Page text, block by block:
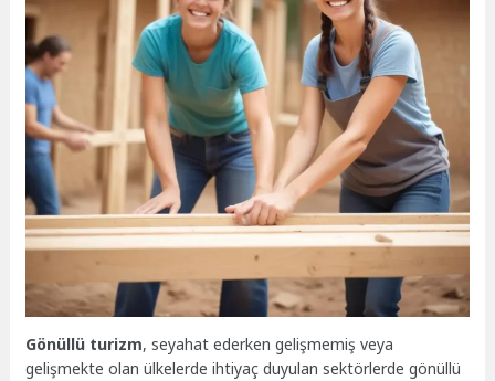
Gönüllü turizm, seyahat ederken gelişmemiş veya
gelişmekte olan ülkelerde ihtiyaç duyulan sektörlerde gönüllü